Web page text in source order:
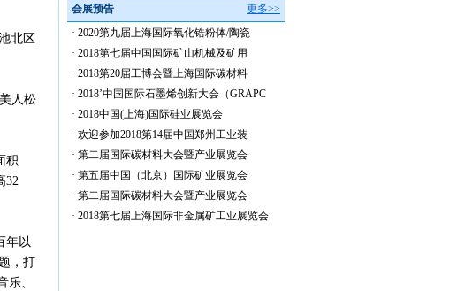
北区
人松
积
32
年以
，打
乐、
会展预告
更多>>
· 2020第九届上海国际氧化锆粉体/陶瓷
· 2018第七届中国国际矿山机械及矿用
· 2018第20届工博会暨上海国际碳材料
· 2018’中国国际石墨烯创新大会（GRAPC
· 2018中国(上海)国际硅业展览会
· 欢迎参加2018第14届中国郑州工业装
· 第二届国际碳材料大会暨产业展览会
· 第五届中国（北京）国际矿业展览会
· 第二届国际碳材料大会暨产业展览会
· 2018第七届上海国际非金属矿工业展览会